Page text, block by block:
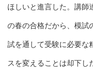
ほしいと進言した。講師
の春の合格だから、模試
試を通して受験に必要な
スを変えることは却下し